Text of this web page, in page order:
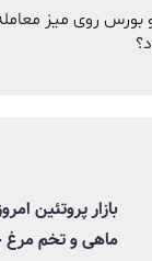
و بورس روی میز
بازار پروتئین
ماهی و تخم